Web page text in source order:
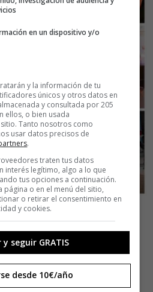
en un dispositivo y/o
y la información de tu
únicos y otros datos en
y consultada por 205
ellos, o bien usada
Tanto nosotros como
usar datos precisos de
.
traten tus datos
interés legítimo, algo a lo que
tus opciones a continuación.
página o en el menú del sitio,
o retirar el consentimiento en
y cookies.
seguir GRATIS
desde 10€/año